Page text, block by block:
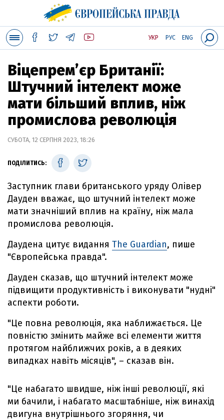
УКР РУС ENG
Віцепрем’єр Британії:
Штучний інтелект може
мати більший вплив, ніж
промислова революція
СУБОТА, 12 СЕРПНЯ 2023, 18:26
ПОДІЛИТИСЬ:
Заступник глави британського уряду Олівер
Дауден вважає, що штучний інтелект може
мати значніший вплив на країну, ніж мала
промислова революція.
Даудена цитує видання The Guardian, пише
"Європейська правда".
Дауден сказав, що штучний інтелект може
підвищити продуктивність і виконувати "нудні"
аспекти роботи.
"Це повна революція, яка наближається. Це
повністю змінить майже всі елементи життя
протягом найближчих років, а в деяких
випадках навіть місяців", – сказав він.
"Це набагато швидше, ніж інші революції, які
ми бачили, і набагато масштабніше, ніж винахід
двигуна внутрішнього згоряння, чи